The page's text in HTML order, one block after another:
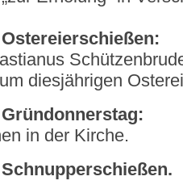
Ostereierschießen:
diesjährigen
Gründonnerstag:
in der Kirche.
Schnupperschießen.